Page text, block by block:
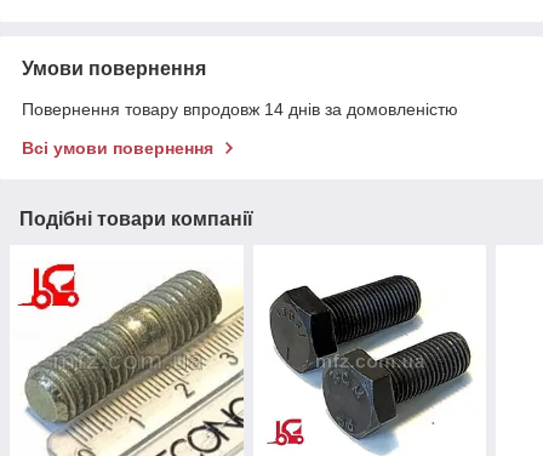
Умови повернення
Повернення товару впродовж 14 днів за домовленістю
Всі умови повернення
Подібні товари компанії